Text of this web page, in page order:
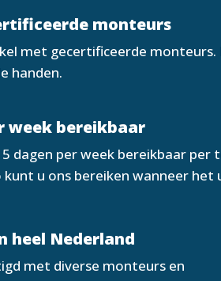
monteurs
met gecertificeerde monteurs.
handen.
week bereikbaar
dagen per week bereikbaar per
kunt u ons bereiken wanneer het
heel Nederland
met diverse monteurs en